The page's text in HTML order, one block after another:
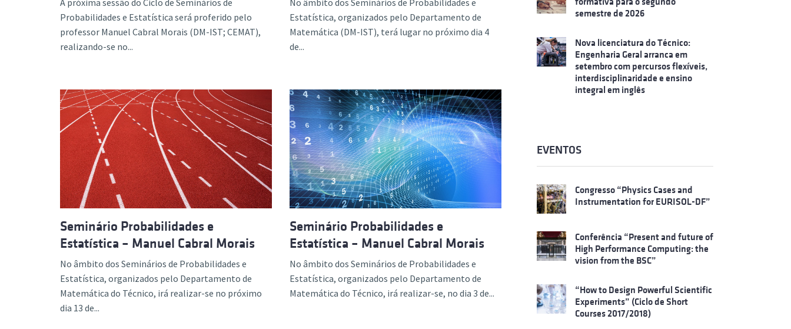
Probabilidades e Estatística será proferido pelo
professor Manuel Cabral Morais (DM-IST; CEMAT),
realizando-se no...
Estatística, organizados pelo Departamento de
Matemática (DM-IST), terá lugar no próximo dia 4
de...
Seminário Probabilidades e
Estatística – Manuel Cabral Morais
No âmbito dos Seminários de Probabilidades e
Estatística, organizados pelo Departamento de
Matemática do Técnico, irá realizar-se no próximo
dia 13 de...
Seminário Probabilidades e
Estatística – Manuel Cabral Morais
No âmbito dos Seminários de Probabilidades e
Estatística, organizados pelo Departamento de
Matemática do Técnico, irá realizar-se, no dia 3 de...
semestre de 2026
Nova licenciatura do Técnico:
Engenharia Geral arranca em
setembro com percursos flexíveis,
interdisciplinaridade e ensino
integral em inglês
EVENTOS
Congresso “Physics Cases and
Instrumentation for EURISOL-DF”
Conferência “Present and future of
High Performance Computing: the
vision from the BSC”
“How to Design Powerful Scientific
Experiments” (Ciclo de Short
Courses 2017/2018)